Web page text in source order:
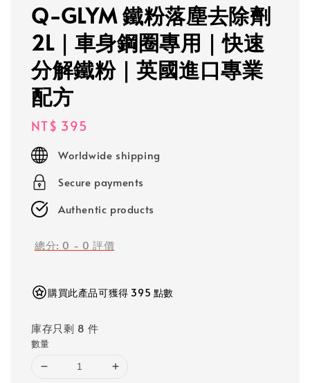
Q-GLYM 鐵粉落塵去除劑
2L｜車身鋼圈專用｜快速
分解鐵粉｜英國進口專業
配方
Regular
price
NT$ 395
Worldwide shipping
Secure payments
Authentic products
總分: 0 - 0 評價
購買此產品可獲得 395 點數
庫存只剩 8 件
數量